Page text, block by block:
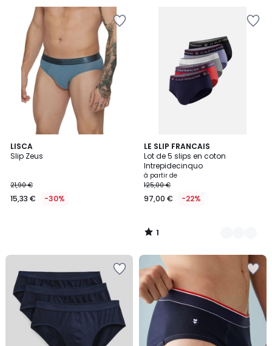
LISCA
Slip Zeus
21,90 €
15,33 € -30%
LE SLIP FRANCAIS
Lot de 5 slips en coton
Intrepidecinquo
à partir de
125,00 €
97,00 € -22%
1
/
5
4
Couleurs
1
/